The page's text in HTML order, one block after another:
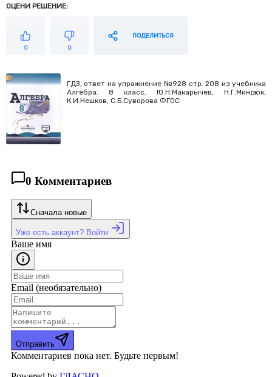
ОЦЕНИ РЕШЕНИЕ:
0 0
ПОДЕЛИТЬСЯ
ГДЗ, ответ на упражнение №928 стр. 208 из учебника
Алгебра. 8 класс. Ю.Н.Макарычев, Н.Г.Миндюк,
К.И.Нешков, С.Б.Суворова ФГОС